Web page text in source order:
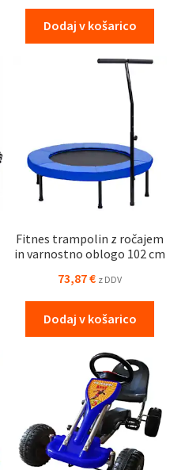
Dodaj v košarico
Fitnes trampolin z ročajem
in varnostno oblogo 102 cm
73,87€ z DDV
Dodaj v košarico